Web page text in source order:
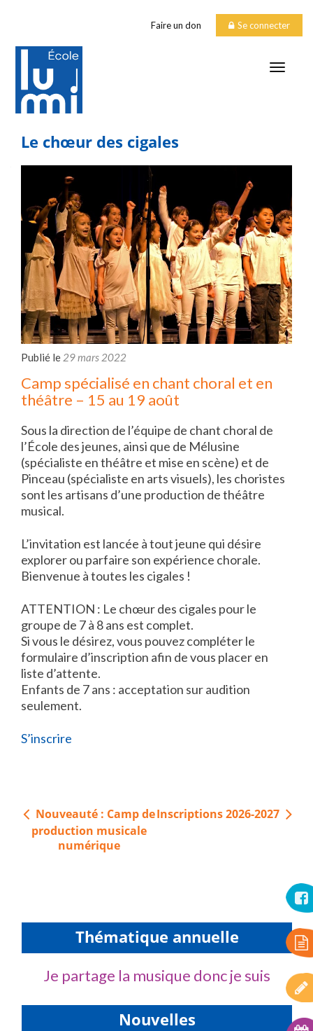
Faire un don Se connecter
Le chœur des cigales
Publié le 29 mars 2022
Camp spécialisé en chant choral et en
théâtre – 15 au 19 août
Sous la direction de l’équipe de chant choral de
l’École des jeunes, ainsi que de Mélusine
(spécialiste en théâtre et mise en scène) et de
Pinceau (spécialiste en arts visuels), les choristes
sont les artisans d’une production de théâtre
musical.
L’invitation est lancée à tout jeune qui désire
explorer ou parfaire son expérience chorale.
Bienvenue à toutes les cigales !
ATTENTION : Le chœur des cigales pour le
groupe de 7 à 8 ans est complet.
Si vous le désirez, vous pouvez compléter le
formulaire d’inscription afin de vous placer en
liste d’attente.
Enfants de 7 ans : acceptation sur audition
seulement.
S’inscrire
Navigation
de
l’article
Nouveauté : Camp de
production musicale
numérique
Inscriptions 2026-2027
Thématique annuelle
Je partage la musique donc je suis
Nouvelles